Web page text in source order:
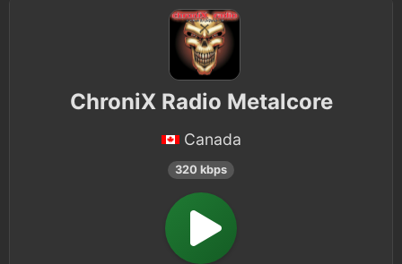
ChroniX Radio Metalcore
Canada
320 kbps